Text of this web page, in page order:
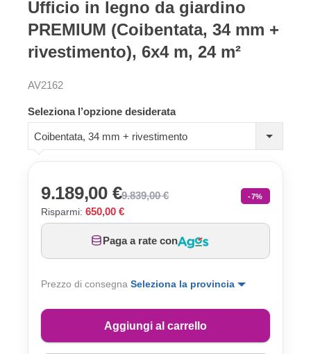
Ufficio in legno da giardino
PREMIUM (Coibentata, 34 mm +
rivestimento), 6x4 m, 24 m²
AV2162
Seleziona l’opzione desiderata
Coibentata, 34 mm + rivestimento
9.189,00 €9.839,00 € -7%
Risparmi: 650,00 €
Paga a rate con
Prezzo di consegna Seleziona la provincia
Aggiungi al carrello